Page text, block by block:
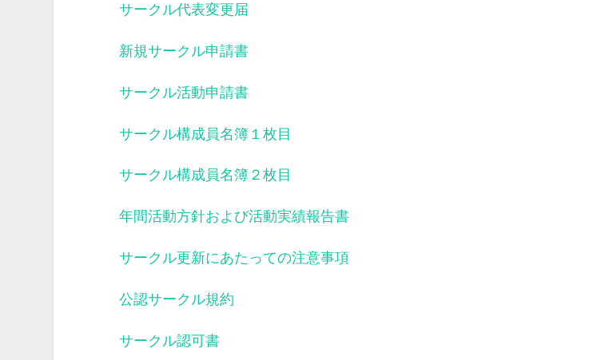
サークル代表変更届
新規サークル申請書
サークル活動申請書
サークル構成員名簿１枚目
サークル構成員名簿２枚目
年間活動方針および活動実績報告書
サークル更新にあたっての注意事項
公認サークル規約
サークル認可書